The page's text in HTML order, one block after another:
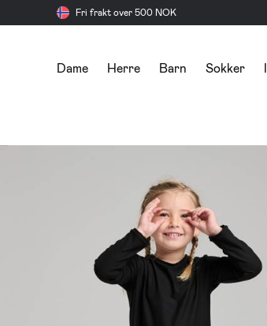
Fri frakt over 500 NOK
Dame Herre Barn Sokker